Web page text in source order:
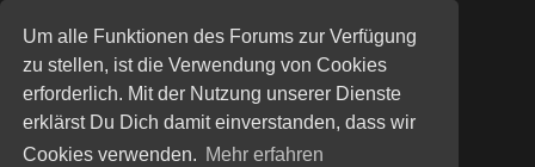
Um alle Funktionen des Forums zur Verfügung
zu stellen, ist die Verwendung von Cookies
erforderlich. Mit der Nutzung unserer Dienste
erklärst Du Dich damit einverstanden, dass wir
Cookies verwenden. Mehr erfahren